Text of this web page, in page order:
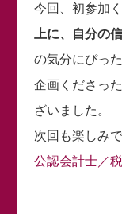
今回、初参加
上に、自分の
の気分にぴっ
企画くださっ
ざいました。
次回も楽しみ
公認会計士／